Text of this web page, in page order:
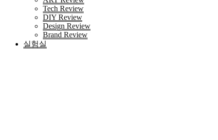
Tech Review
DIY Review
Design Review
Brand Review
실험실